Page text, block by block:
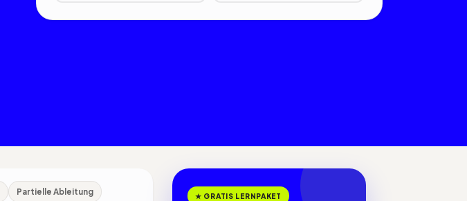
Partielle Ableitung ★ GRATIS LERNPAKET